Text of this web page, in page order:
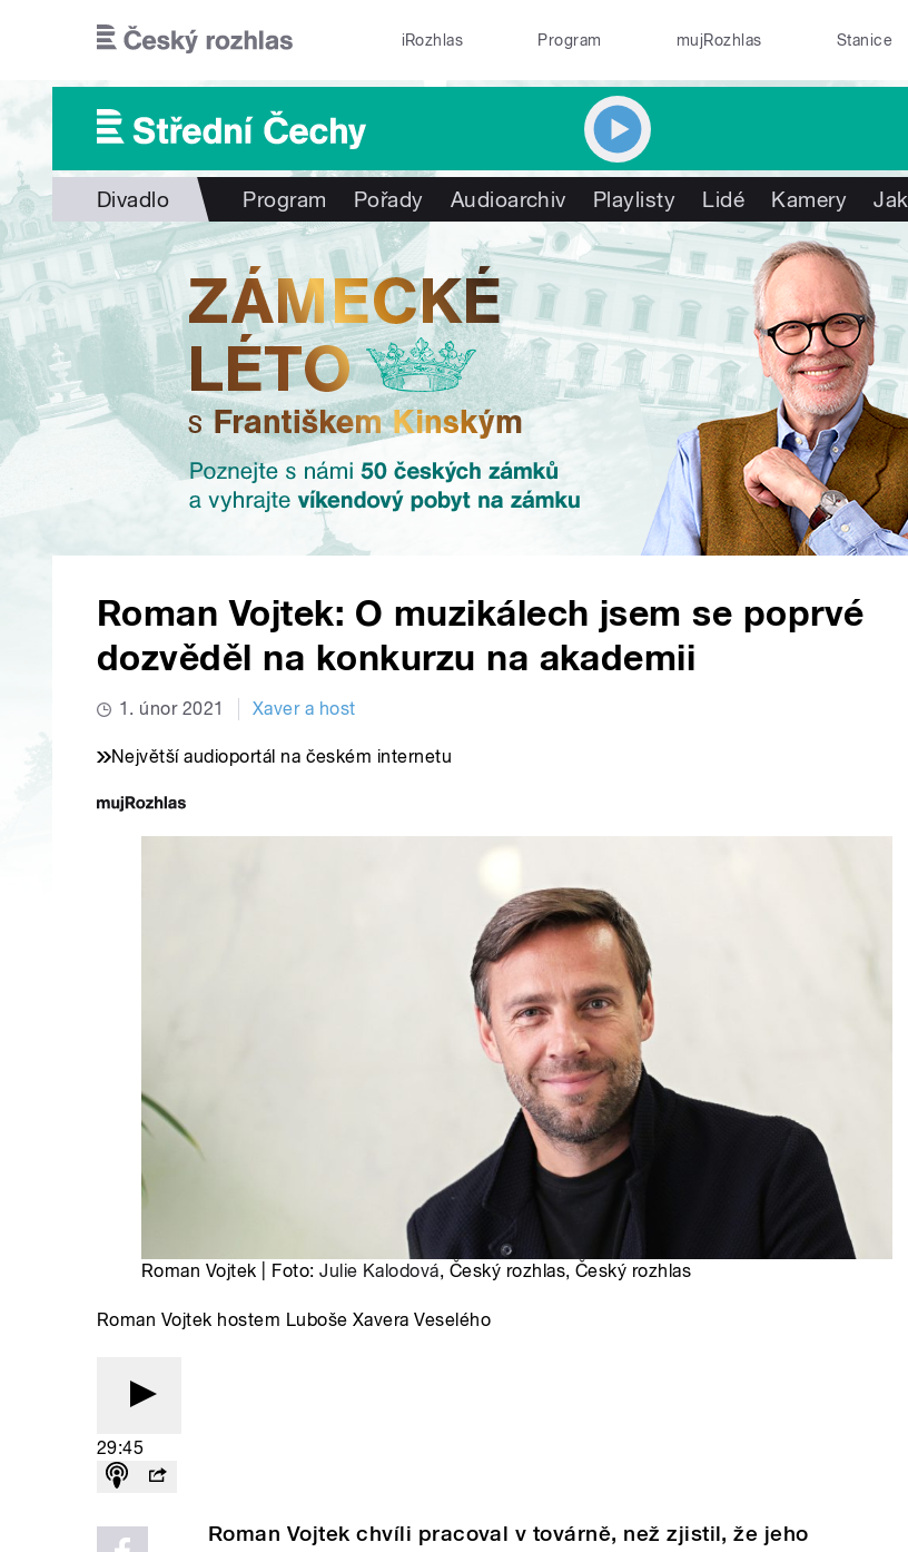
iRozhlas Program mujRozhlas Stanice
Divadlo Program Pořady Audioarchiv Playlisty Lidé Kamery
Roman Vojtek: O muzikálech jsem se poprvé
dozvěděl na konkurzu na akademii
1. únor 2021 Xaver a host
Největší audioportál na českém internetu
Roman Vojtek | Foto:Julie Kalodová, Český rozhlas, Český rozhlas
Roman Vojtek hostem Luboše Xavera Veselého
29:45
Roman Vojtek chvíli pracoval v továrně, než zjistil, že jeho